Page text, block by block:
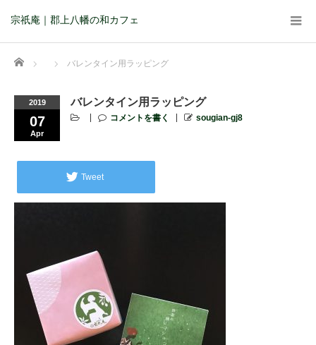
宗祇庵｜郡上八幡の和カフェ
Home バレンタイン用ラッピング
2019
07
Apr
バレンタイン用ラッピング
コメントを書く sougian-gj8
Tweet